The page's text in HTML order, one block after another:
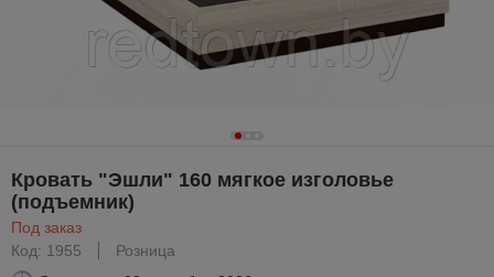
Кровать "Эшли" 160 мягкое изголовье
(подъемник)
Под заказ
Код: 1955
Розница